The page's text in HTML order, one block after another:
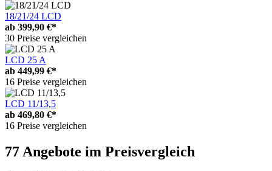
18/21/24 LCD
ab 399,90 €*
30 Preise vergleichen
LCD 25 A
ab 449,99 €*
16 Preise vergleichen
LCD 11/13,5
ab 469,80 €*
16 Preise vergleichen
77 Angebote im Preisvergleich